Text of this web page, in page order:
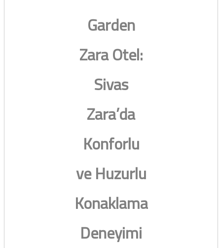
Garden
Zara Otel:
Sivas
Zara’da
Konforlu
ve Huzurlu
Konaklama
Deneyimi